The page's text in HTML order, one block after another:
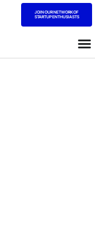
JOIN OUR NETWORK OF
STARTUP ENTHUSIASTS